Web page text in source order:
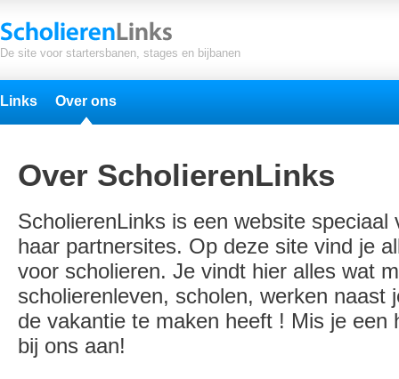
De site voor startersbanen, stages en bijbanen
Links Over ons
Over ScholierenLinks
ScholierenLinks is een website
haar partnersites. Op deze site vind je
voor scholieren. Je vindt hier alles wat
scholierenleven, scholen, werken naast
de vakantie te maken heeft ! Mis je een
bij ons aan!